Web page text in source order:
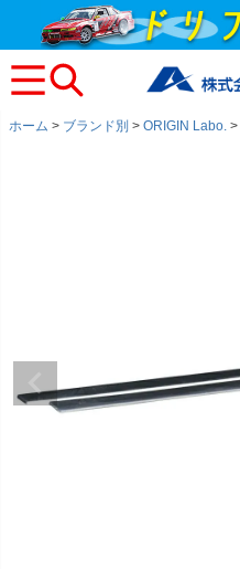
ホーム ブランド別 ORIGIN Labo.